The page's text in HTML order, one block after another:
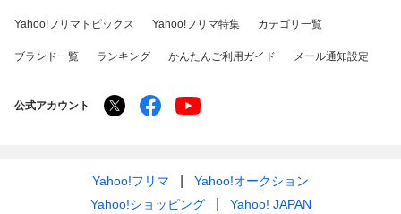
Yahoo!フリマトピックス Yahoo!フリマ特集 カテゴリ一覧
ブランド一覧 ランキング かんたんご利用ガイド メール通知設定
公式アカウント
Yahoo!フリマ
Yahoo!オークション
Yahoo!ショッピング
Yahoo! JAPAN